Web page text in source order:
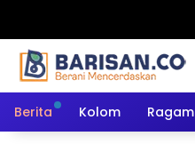
Berita Kolom Ragam